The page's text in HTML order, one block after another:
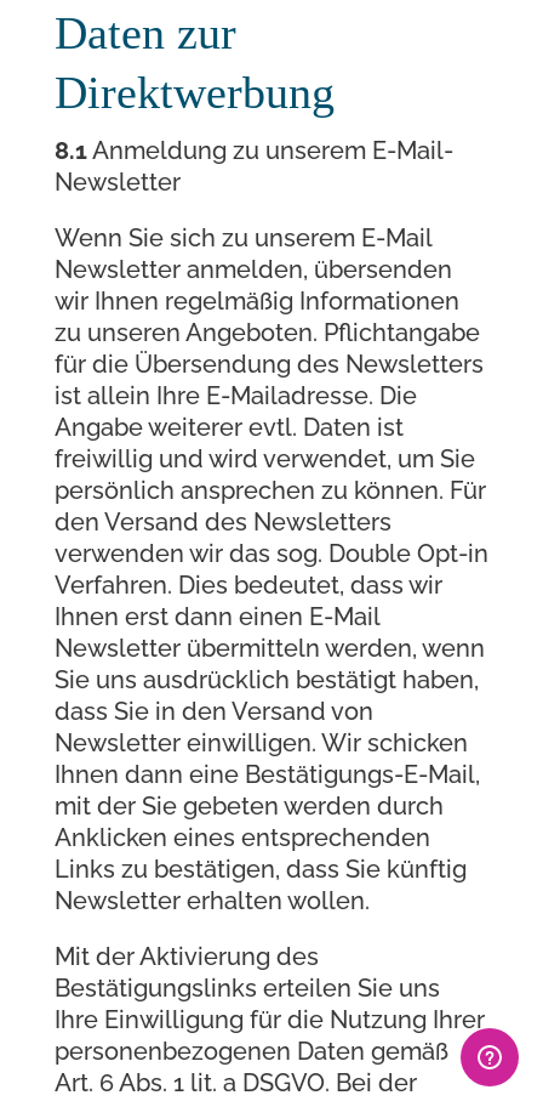
Daten zur
Direktwerbung
8.1Anmeldung zu unserem E-Mail-
Newsletter
Wenn Sie sich zu unserem E-Mail
Newsletter anmelden, übersenden
wir Ihnen regelmäßig Informationen
zu unseren Angeboten. Pflichtangabe
für die Übersendung des Newsletters
ist allein Ihre E-Mailadresse. Die
Angabe weiterer evtl. Daten ist
freiwillig und wird verwendet, um Sie
persönlich ansprechen zu können. Für
den Versand des Newsletters
verwenden wir das sog. Double Opt-in
Verfahren. Dies bedeutet, dass wir
Ihnen erst dann einen E-Mail
Newsletter übermitteln werden, wenn
Sie uns ausdrücklich bestätigt haben,
dass Sie in den Versand von
Newsletter einwilligen. Wir schicken
Ihnen dann eine Bestätigungs-E-Mail,
mit der Sie gebeten werden durch
Anklicken eines entsprechenden
Links zu bestätigen, dass Sie künftig
Newsletter erhalten wollen.
Mit der Aktivierung des
Bestätigungslinks erteilen Sie uns
Ihre Einwilligung für die Nutzung Ihrer
personenbezogenen Daten gemäß
Art. 6 Abs. 1 lit. a DSGVO. Bei der